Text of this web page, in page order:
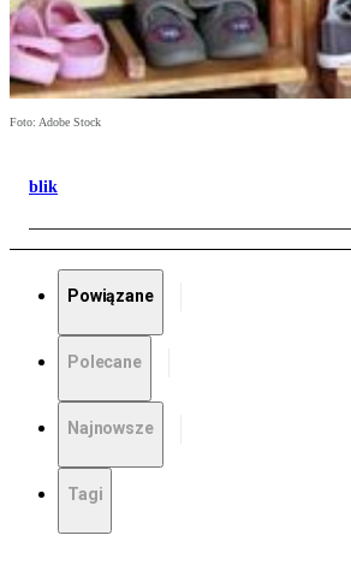
Foto: Adobe Stock
blik
Powiązane
Polecane
Najnowsze
Tagi